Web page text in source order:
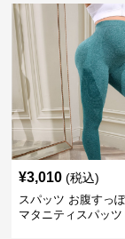
¥3,010 (税込)
スパッツ お腹すっ
マタニティスパッツ